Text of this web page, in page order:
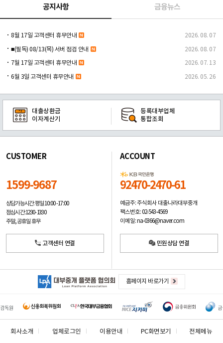
공지사항 금융뉴스
8월 17일 고객센터 휴무안내 2026. 08. 07
■(필독) 08/13(목) 서버 점검 안내 2026. 08. 07
7월 17일 고객센터 휴무안내 2026. 07. 13
6월 3일 고객센터 휴무안내 2026. 05. 26
대출상환금
이자계산기
등록대부업체
통합조회
CUSTOMER
1599-9687
상담가능시간: 평일10:00 -17:00
점심시간: 12:30 - 13:30
주말, 공휴일 휴무
고객센터 연결
ACCOUNT
92470-2470-61
예금주: 주식회사 대출나라대부중개
팩스번호: 02-543-4569
이메일: na-0366@naver.com
민원상담 연결
홈페이지 바로가기
회사소개 업체로그인 이용안내 PC화면보기 전체메뉴